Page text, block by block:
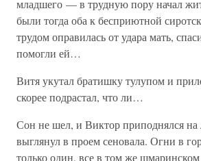
младшего — в трудную пору начал
были тогда оба к бесприютной
трудом оправилась от удара мать,
помогли ей…
Витя укутал братишку тулупом и
скорее подрастал, что ли…
Сон не шел, и Виктор приподнялся на
выглянул в проем сеновала. Огни в
только один, все в том же